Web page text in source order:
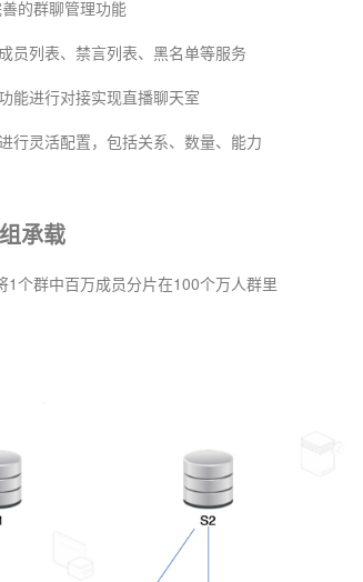
的群聊管理功能
员列表、禁言列表、黑名单等服务
能进行对接实现直播聊天室
行灵活配置，包括关系、数量、能力
承载
1个群中百万成员分片在100个万人群里
提交